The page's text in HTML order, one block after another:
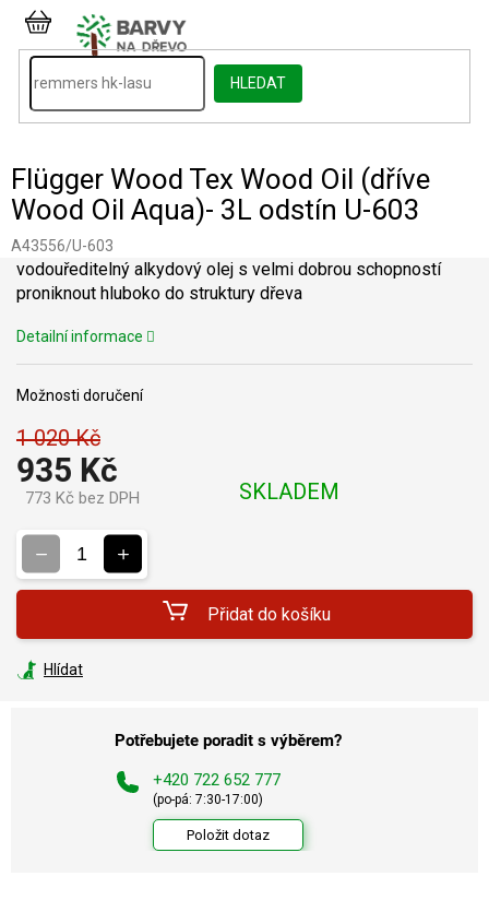
Přejít
obsah
HLEDAT
NÁKUPNÍ
KOŠÍK
Flügger Wood Tex Wood Oil (dříve
Wood Oil Aqua)- 3L odstín U-603
A43556/U-603
1 020 Kč
935 Kč
773 Kč bez DPH SKLADEM
Možnosti doručení
Přidat do košíku
vodouředitelný alkydový olej s velmi dobrou schopností
proniknout hluboko do struktury dřeva
Detailní informace
Hlídat
Potřebujete poradit s výběrem?
+420 722 652 777
(po-pá: 7:30-17:00)
Položit dotaz